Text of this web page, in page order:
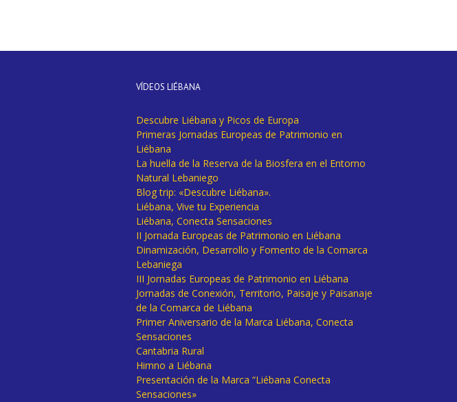
VÍDEOS LIÉBANA
Descubre Liébana y Picos de Europa
Primeras Jornadas Europeas de Patrimonio en
Liébana
La huella de la Reserva de la Biosfera en el Entorno
Natural Lebaniego
Blog trip: «Descubre Liébana».
Liébana, Vive tu Experiencia
Liébana, Conecta Sensaciones
II Jornada Europeas de Patrimonio en Liébana
Dinamización, Desarrollo y Fomento de la Comarca
Lebaniega
III Jornadas Europeas de Patrimonio en Liébana
Jornadas de Conexión, Territorio, Paisaje y Paisanaje
de la Comarca de Liébana
Primer Aniversario de la Marca Liébana, Conecta
Sensaciones
Cantabria Rural
Himno a Liébana
Presentación de la Marca “Liébana Conecta
Sensaciones»